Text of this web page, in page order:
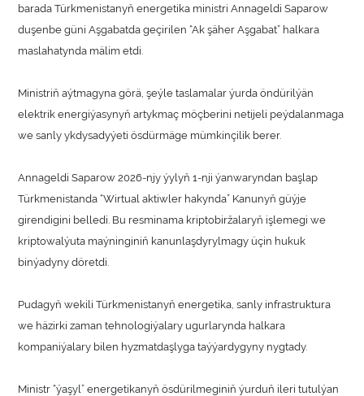
barada Türkmenistanyň energetika ministri Annageldi Saparow
duşenbe güni Aşgabatda geçirilen “Ak şäher Aşgabat” halkara
maslahatynda mälim etdi.
Ministriň aýtmagyna görä, şeýle taslamalar ýurda öndürilýän
elektrik energiýasynyň artykmaç möçberini netijeli peýdalanmaga
we sanly ykdysadyýeti ösdürmäge mümkinçilik berer.
Annageldi Saparow 2026-njy ýylyň 1-nji ýanwaryndan başlap
Türkmenistanda “Wirtual aktiwler hakynda” Kanunyň güýje
girendigini belledi. Bu resminama kriptobiržalaryň işlemegi we
kriptowalýuta maýninginiň kanunlaşdyrylmagy üçin hukuk
binýadyny döretdi.
Pudagyň wekili Türkmenistanyň energetika, sanly infrastruktura
we häzirki zaman tehnologiýalary ugurlarynda halkara
kompaniýalary bilen hyzmatdaşlyga taýýardygyny nygtady.
Ministr “ýaşyl” energetikanyň ösdürilmeginiň ýurduň ileri tutulýan